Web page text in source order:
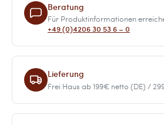
Beratung
Für Produktinformationen
+49 (0)4206 30 53 6 – 0
Lieferung
Frei Haus ab 199€ netto (DE) /